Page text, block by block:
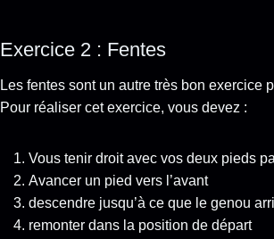
Exercice 2 : Fentes
Les fentes sont un autre très bon exercice
Pour réaliser cet exercice, vous devez :
Vous tenir droit avec vos deux pieds
Avancer un pied vers l’avant
descendre jusqu’à ce que le genou
remonter dans la position de départ